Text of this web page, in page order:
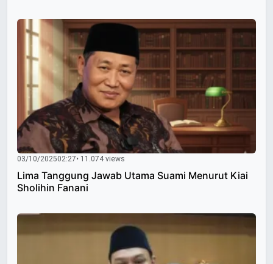
03/10/202502:27• 11.074 views
Lima Tanggung Jawab Utama Suami Menurut Kiai
Sholihin Fanani